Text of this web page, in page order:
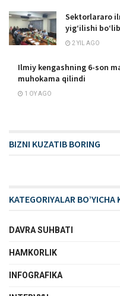
Sektorlararo
yigʻilishi
2 YIL AGO
Ilmiy kengashning 6-son
muhokama qilindi
1 OY AGO
BIZNI KUZATIB BORING
KATEGORIYALAR BO’YICHA
DAVRA SUHBATI
HAMKORLIK
INFOGRAFIKA